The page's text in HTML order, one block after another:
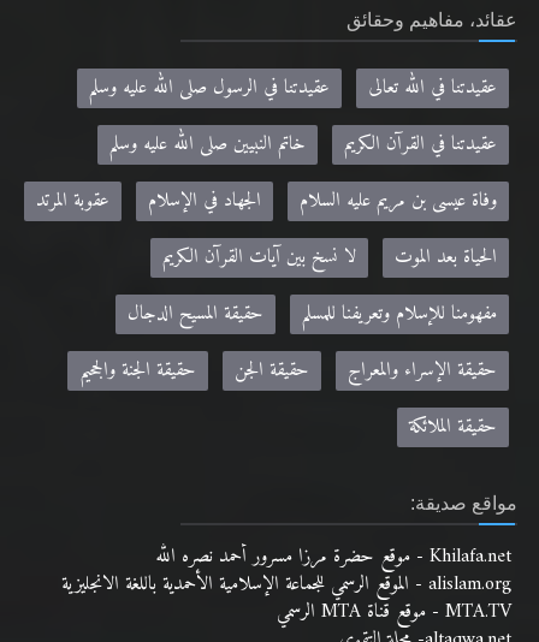
عقائد، مفاهيم وحقائق
عقيدتنا في الله تعالى
عقيدتنا في الرسول صلى الله عليه وسلم
عقيدتنا في القرآن الكريم
خاتم النبيين صلى الله عليه وسلم
وفاة عيسى بن مريم عليه السلام
الجهاد في الإسلام
عقوبة المرتد
الحياة بعد الموت
لا نسخ بين آيات القرآن الكريم
مفهومنا للإسلام وتعريفنا للمسلم
حقيقة المسيح الدجال
حقيقة الإسراء والمعراج
حقيقة الجن
حقيقة الجنة والجحيم
حقيقة الملائكة
مواقع صديقة:
Khilafa.net - موقع حضرة مرزا مسرور أحمد نصره الله
alislam.org - الموقع الرسمي للجماعة الإسلامية الأحمدية باللغة الانجليزية
MTA.TV - موقع قناة MTA الرسمي